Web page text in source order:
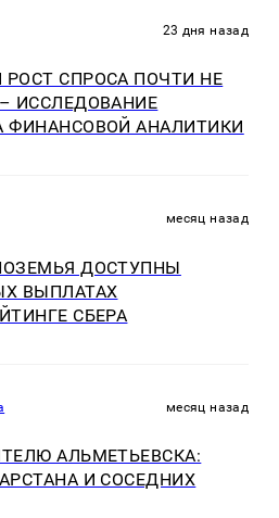
23 дня назад
СПРОСА ПОЧТИ НЕ
ИССЛЕДОВАНИЕ
ФИНАНСОВОЙ АНАЛИТИКИ
месяц назад
ДОСТУПНЫ
ВЫПЛАТАХ
СБЕРА
месяц назад
АЛЬМЕТЬЕВСКА:
И СОСЕДНИХ